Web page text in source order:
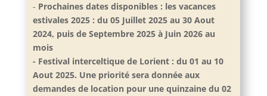
- Prochaines dates disponibles : les vacances
estivales 2025 : du 05 Juillet 2025 au 30 Aout
2024, puis de Septembre 2025 à Juin 2026 au
mois
- Festival interceltique de Lorient : du 01 au 10
Aout 2025. Une priorité sera donnée aux
demandes de location pour une quinzaine du 02